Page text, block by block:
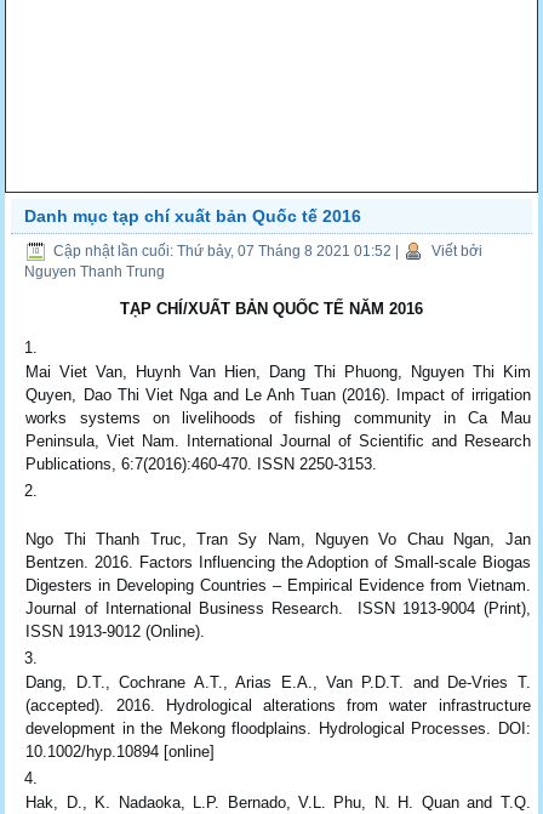
Danh mục tạp chí xuất bản Quốc tế 2016
Cập nhật lần cuối: Thứ bảy, 07 Tháng 8 2021 01:52
Viết bởi
Nguyen Thanh Trung
TẠP CHÍ/XUẤT BẢN QUỐC TẾ NĂM 2016
Mai Viet Van, Huynh Van Hien, Dang Thi Phuong, Nguyen Thi Kim
Quyen, Dao Thi Viet Nga and Le Anh Tuan (2016). Impact of irrigation
works systems on livelihoods of fishing community in Ca Mau
Peninsula, Viet Nam. International Journal of Scientific and Research
Publications, 6:7(2016):460-470. ISSN 2250-3153.
Ngo Thi Thanh Truc, Tran Sy Nam, Nguyen Vo Chau Ngan, Jan
Bentzen. 2016. Factors Influencing the Adoption of Small-scale Biogas
Digesters in Developing Countries – Empirical Evidence from Vietnam.
Journal of International Business Research. ISSN 1913-9004 (Print),
ISSN 1913-9012 (Online).
Dang, D.T., Cochrane A.T., Arias E.A., Van P.D.T. and De-Vries T.
(accepted). 2016. Hydrological alterations from water infrastructure
development in the Mekong floodplains. Hydrological Processes. DOI:
10.1002/hyp.10894 [online]
Hak, D., K. Nadaoka, L.P. Bernado, V.L. Phu, N. H. Quan and T.Q.